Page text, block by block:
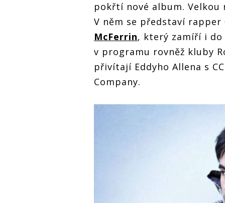
pokřtí nové album. Velkou
V něm se představí rapper
McFerrin, který zamíří i do
v programu rovněž kluby
přivítají Eddyho Allena s
Company.